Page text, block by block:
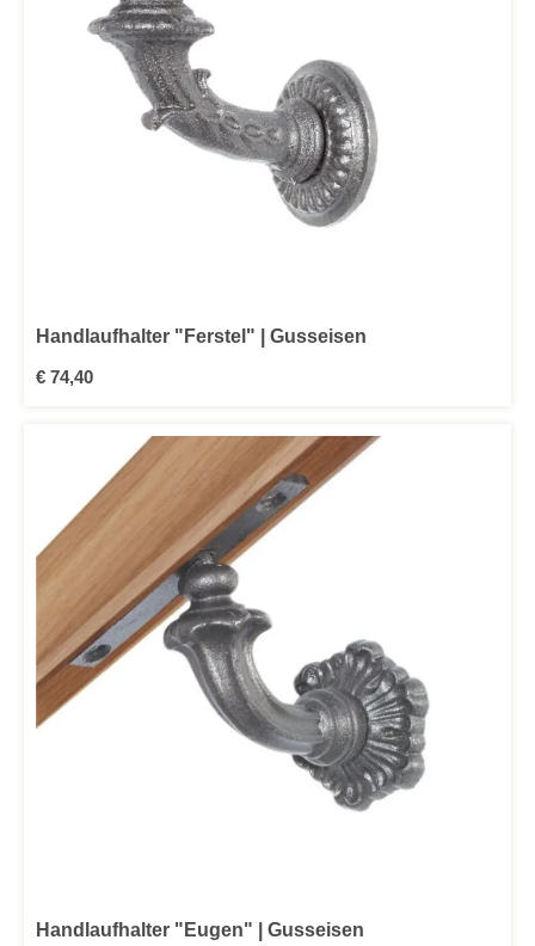
Handlaufhalter "Ferstel" | Gusseisen
Regulärer Preis:
€ 74,40
Handlaufhalter "Eugen" | Gusseisen